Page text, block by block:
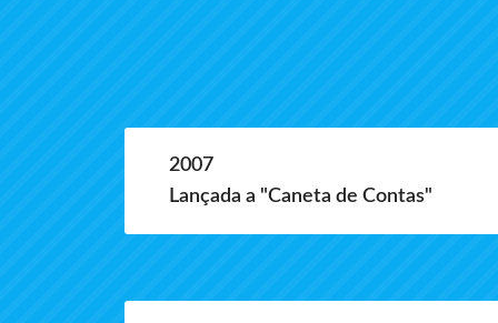
2007
Lançada a "Caneta de Contas"